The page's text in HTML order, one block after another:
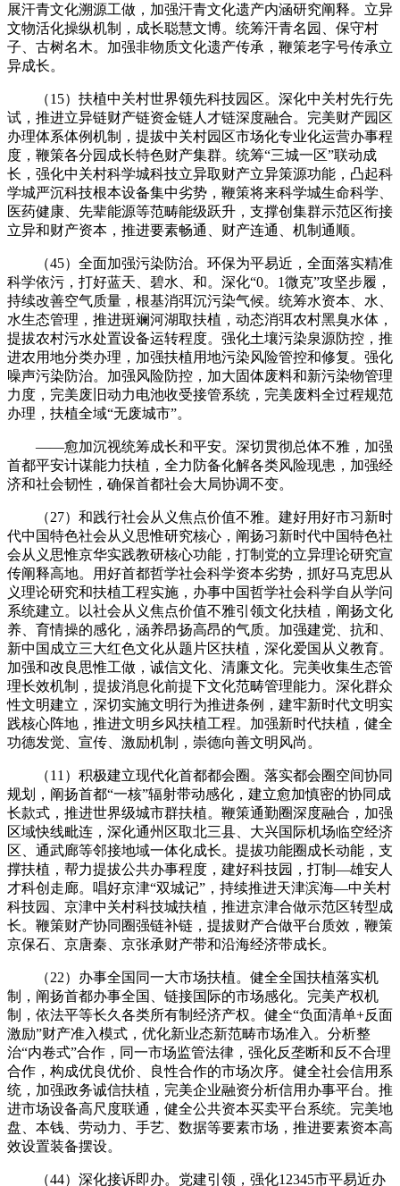
展汗青文化溯源工做，加强汗青文化遗产内涵研究阐释。立异
文物活化操纵机制，成长聪慧文博。统筹汗青名园、保守村
子、古树名木。加强非物质文化遗产传承，鞭策老字号传承立
异成长。
（15）扶植中关村世界领先科技园区。深化中关村先行先
试，推进立异链财产链资金链人才链深度融合。完美财产园区
办理体系体例机制，提拔中关村园区市场化专业化运营办事程
度，鞭策各分园成长特色财产集群。统筹“三城一区”联动成
长，强化中关村科学城科技立异取财产立异策源功能，凸起科
学城严沉科技根本设备集中劣势，鞭策将来科学城生命科学、
医药健康、先辈能源等范畴能级跃升，支撑创集群示范区衔接
立异和财产资本，推进要素畅通、财产连通、机制通顺。
（45）全面加强污染防治。环保为平易近，全面落实精准
科学依污，打好蓝天、碧水、和。深化“0。1微克”攻坚步履，
持续改善空气质量，根基消弭沉污染气候。统筹水资本、水、
水生态管理，推进斑斓河湖取扶植，动态消弭农村黑臭水体，
提拔农村污水处置设备运转程度。强化土壤污染泉源防控，推
进农用地分类办理，加强扶植用地污染风险管控和修复。强化
噪声污染防治。加强风险防控，加大固体废料和新污染物管理
力度，完美废旧动力电池收受接管系统，完美废料全过程规范
办理，扶植全域“无废城市”。
——愈加沉视统筹成长和平安。深切贯彻总体不雅，加强
首都平安计谋能力扶植，全力防备化解各类风险现患，加强经
济和社会韧性，确保首都社会大局协调不变。
（27）和践行社会从义焦点价值不雅。建好用好市习新时
代中国特色社会从义思惟研究核心，阐扬习新时代中国特色社
会从义思惟京华实践教研核心功能，打制党的立异理论研究宣
传阐释高地。用好首都哲学社会科学资本劣势，抓好马克思从
义理论研究和扶植工程实施，办事中国哲学社会科学自从学问
系统建立。以社会从义焦点价值不雅引领文化扶植，阐扬文化
养、育情操的感化，涵养昂扬高昂的气质。加强建党、抗和、
新中国成立三大红色文化从题片区扶植，深化爱国从义教育。
加强和改良思惟工做，诚信文化、清廉文化。完美收集生态管
理长效机制，提拔消息化前提下文化范畴管理能力。深化群众
性文明建立，深切实施文明行为推进条例，建牢新时代文明实
践核心阵地，推进文明乡风扶植工程。加强新时代扶植，健全
功德发觉、宣传、激励机制，崇德向善文明风尚。
（11）积极建立现代化首都都会圈。落实都会圈空间协同
规划，阐扬首都“一核”辐射带动感化，建立愈加慎密的协同成
长款式，推进世界级城市群扶植。鞭策通勤圈深度融合，加强
区域快线毗连，深化通州区取北三县、大兴国际机场临空经济
区、通武廊等邻接地域一体化成长。提拔功能圈成长动能，支
撑扶植，帮力提拔公共办事程度，建好科技园，打制—雄安人
才科创走廊。唱好京津“双城记”，持续推进天津滨海—中关村
科技园、京津中关村科技城扶植，推进京津合做示范区转型成
长。鞭策财产协同圈强链补链，提拔财产合做平台质效，鞭策
京保石、京唐秦、京张承财产带和沿海经济带成长。
（22）办事全国同一大市场扶植。健全全国扶植落实机
制，阐扬首都办事全国、链接国际的市场感化。完美产权机
制，依法平等长久各类所有制经济产权。健全“负面清单+反面
激励”财产准入模式，优化新业态新范畴市场准入。分析整
治“内卷式”合作，同一市场监管法律，强化反垄断和反不合理
合作，构成优良优价、良性合作的市场次序。健全社会信用系
统，加强政务诚信扶植，完美企业融资分析信用办事平台。推
进市场设备高尺度联通，健全公共资本买卖平台系统。完美地
盘、本钱、劳动力、手艺、数据等要素市场，推进要素资本高
效设置装备摆设。
（44）深化接诉即办。党建引领，强化12345市平易近办